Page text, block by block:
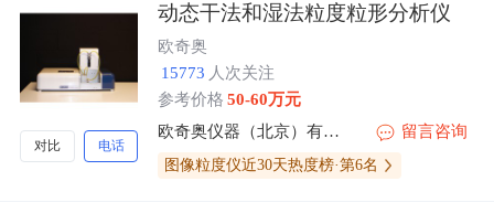
对比 电话
动态干法和湿法粒度粒形分析仪
欧奇奥
15773 人次关注
参考价格 50-60万元
欧奇奥仪器（北京）有限公司
留言咨询
图像粒度仪近30天热度榜·第6名